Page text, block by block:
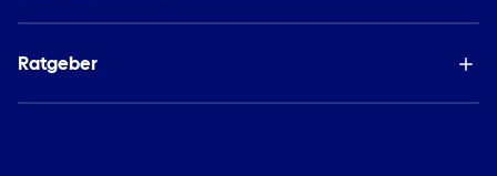
Ratgeber